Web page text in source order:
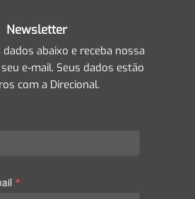
Newsletter
dados abaixo e receba nossa
e-mail. Seus dados estão
com a Direcional.
*